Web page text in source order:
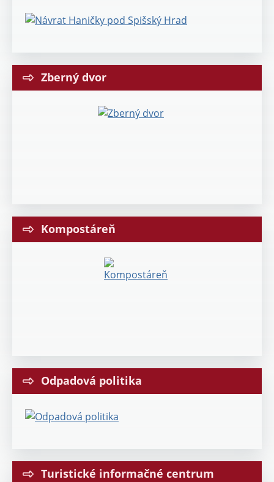
Zberný dvor
Kompostáreň
Odpadová politika
Turistické informačné centrum